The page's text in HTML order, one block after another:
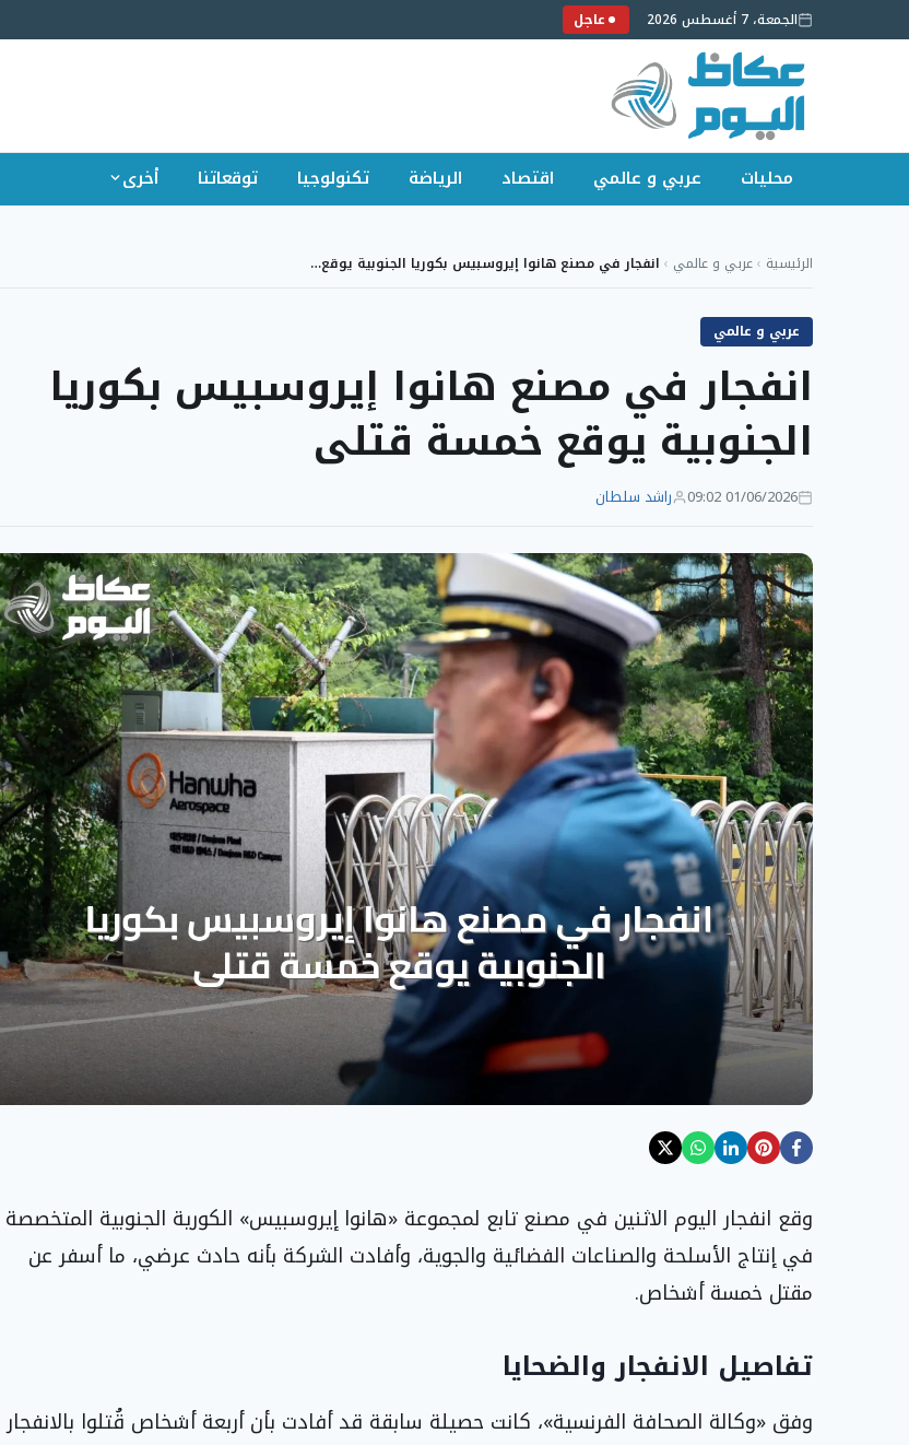
الجمعة، 7 أغسطس 2026 عاجل
محليات عربي و عالمي اقتصاد الرياضة تكنولوجيا توقعاتنا أخرى
الرئيسية ›عربي و عالمي › انفجار في مصنع هانوا إيروسبيس بكوريا الجنوبية يوقع…
عربي و عالمي
انفجار في مصنع هانوا إيروسبيس بكوريا
الجنوبية يوقع خمسة قتلى
01/06/2026 09:02 راشد سلطان
وقع انفجار اليوم الاثنين في مصنع تابع لمجموعة «هانوا إيروسبيس» الكورية الجنوبية المتخصصة
في إنتاج الأسلحة والصناعات الفضائية والجوية، وأفادت الشركة بأنه حادث عرضي، ما أسفر عن
مقتل خمسة أشخاص.
تفاصيل الانفجار والضحايا
وفق «وكالة الصحافة الفرنسية»، كانت حصيلة سابقة قد أفادت بأن أربعة أشخاص قُتلوا بالانفجار